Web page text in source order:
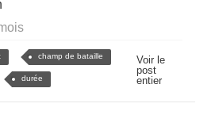
champ de bataille
durée
Voir le
post
entier